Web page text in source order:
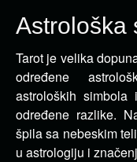
Astrološka
Tarot je velika
određene
astroloških simbola
određene razlike.
špila sa nebeskim
u astrologiju i